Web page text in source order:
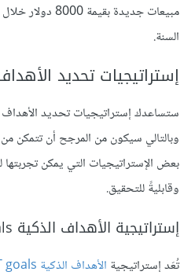
مبيعات جديدة
السنة.
إستراتيجيات تحديد
ستساعدك إستراتيجيات تحديد الأهداف
وبالتالي سيكون من المرجح أن تتمكن
بعض الإستراتيجيات التي يمكن
وقابليةً للتحقيق.
إستراتيجية الأهداف الذكية SMART goals
تُعَد إستراتيجية الأهداف الذكية SMART goals